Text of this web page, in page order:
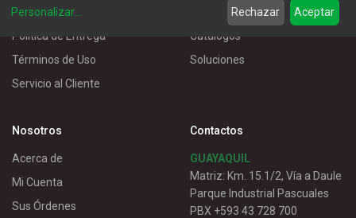
Política de Privacidad
Política de Entrega
Términos de Uso
Servicio al Cliente
Master Eléctricos
Catálogos
Soluciones
Nosotros
Acerca de
Mi Cuenta
Sus Órdenes
Contactos
GUAYAQUIL
Matriz: Km. 15.1/2, Vía a Daule
Parque Industrial Pascuales
PBX +593 43 728 700
Personalizar... Rechazar Aceptar